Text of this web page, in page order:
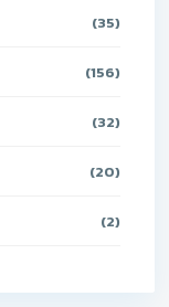
(35)
(156)
(32)
(20)
(2)